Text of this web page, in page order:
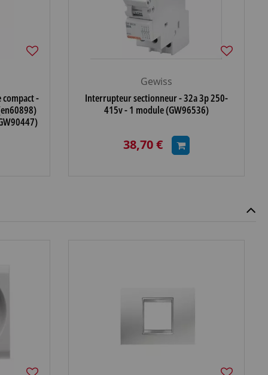
-
Gewiss
Interrupteur sectionneur - 32a 3p 250-
415v - 1 module (GW96536)
38,70 €